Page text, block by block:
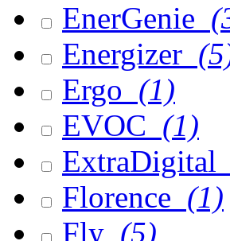
EnerGenie
Energizer
Ergo (1)
EVOC (1)
ExtraDigital
Florence (1)
Fly (5)